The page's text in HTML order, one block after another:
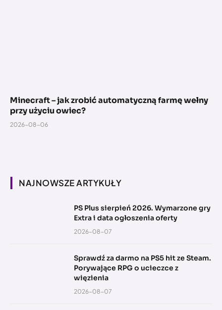
Minecraft – jak zrobić automatyczną farmę wełny
przy użyciu owiec?
2026-08-06
NAJNOWSZE ARTYKUŁY
PS Plus sierpień 2026. Wymarzone gry
Extra i data ogłoszenia oferty
2026-08-07
Sprawdź za darmo na PS5 hit ze Steam.
Porywające RPG o ucieczce z
więzienia
2026-08-07